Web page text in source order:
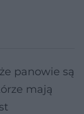
panowie są
mają